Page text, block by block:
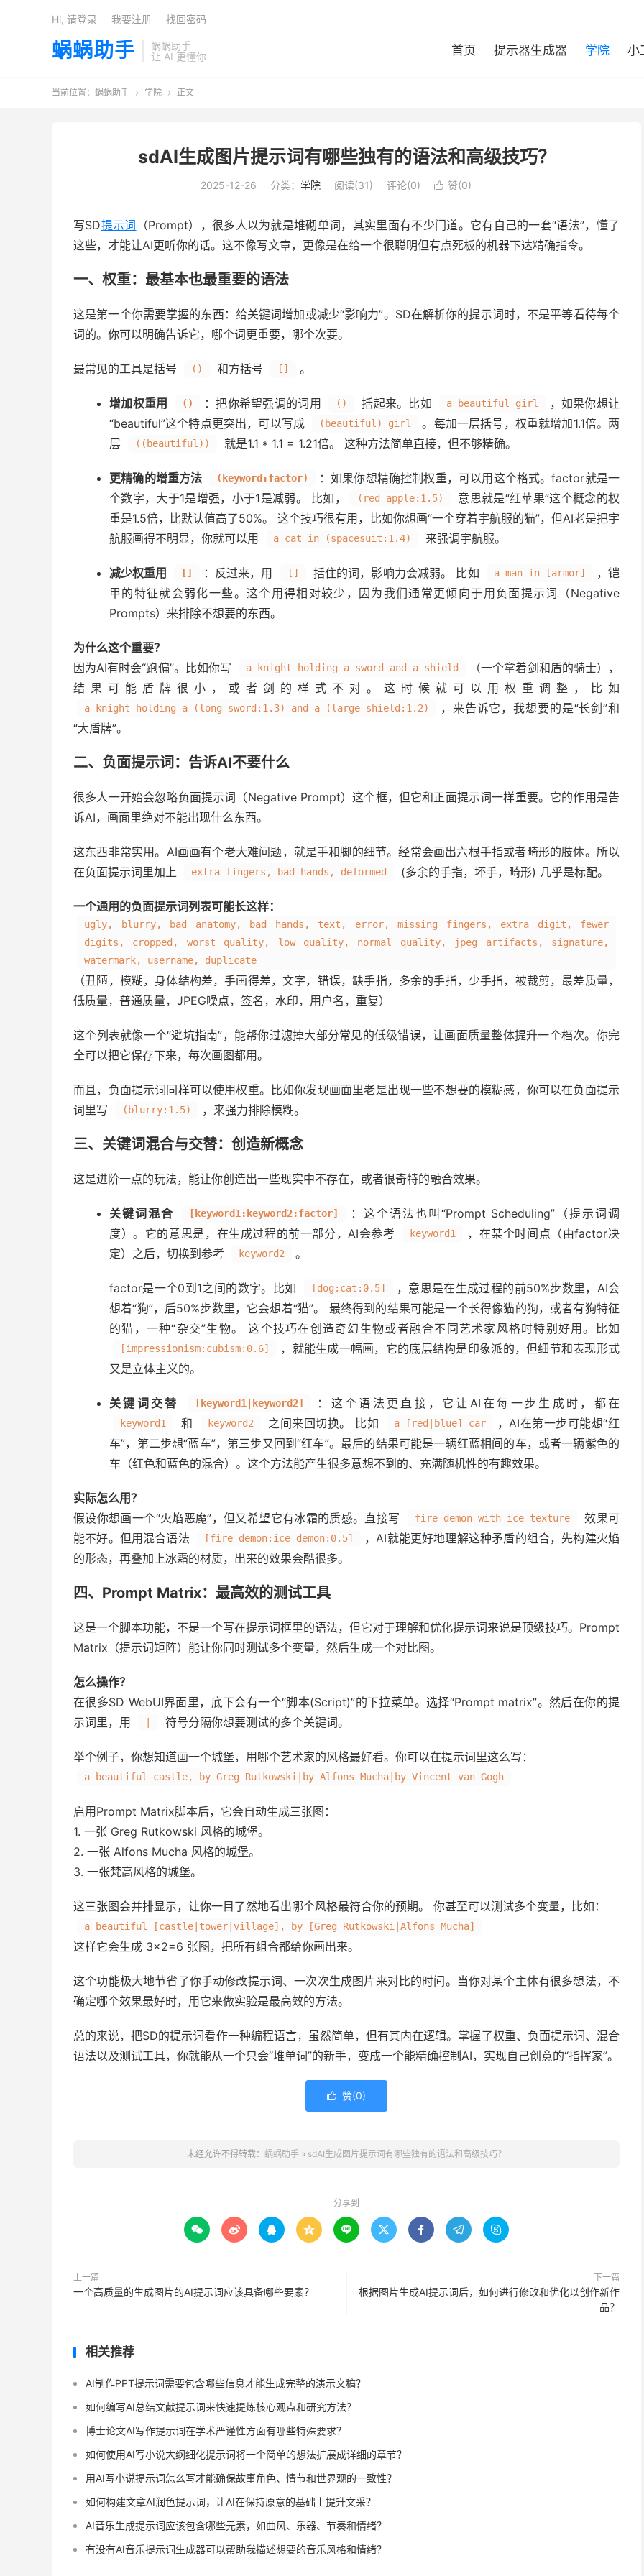
蜗蜗助手
蜗蜗助手
让 AI 更懂你
首页 提示器生成器 学院 小
Hi, 请登录 我要注册 找回密码
当前位置： 蜗蜗助手  学院  正文
sdAI生成图片提示词有哪些独有的语法和高级技巧？
2025-12-26 分类： 学院 阅读(31) 评论(0)  赞(0)
写SD提示词
（Prompt），很多人以为就是堆砌单词，其实里面有不少门道。它有自己的一套“语法”，懂了
这些，才能让AI更听你的话。这不像写文章，更像是在给一个很聪明但有点死板的机器下达精确指令。
一、权重：最基本也最重要的语法
这是第一个你需要掌握的东西：给关键词增加或减少“影响力”。SD在解析你的提示词时，不是平等看待每个
词的。你可以明确告诉它，哪个词更重要，哪个次要。
最常见的工具是括号 () 和方括号 [] 。
增加权重用 () ：把你希望强调的词用 () 括起来。比如 a beautiful girl
，如果你想让
“beautiful”这个特点更突出，可以写成
(beautiful) girl
。每加一层括号，权重就增加1.1倍。两
层
((beautiful)) 就是1.1 * 1.1 = 1.21倍。 这种方法简单直接，但不够精确。
更精确的增重方法 (keyword:factor)
：如果你想精确控制权重，可以用这个格式。factor就是一
个数字，大于1是增强，小于1是减弱。 比如，
(red apple:1.5)
意思就是“红苹果”这个概念的权
重是1.5倍，比默认值高了50%。 这个技巧很有用，比如你想画“一个穿着宇航服的猫”，但AI老是把宇
航服画得不明显，你就可以用
a cat in (spacesuit:1.4) 来强调宇航服。
减少权重用 [] ：反过来，用 [] 括住的词，影响力会减弱。 比如 a man in [armor]
，铠
甲的特征就会弱化一些。这个用得相对较少，因为我们通常更倾向于用负面提示词（Negative
Prompts）来排除不想要的东西。
为什么这个重要？
因为AI有时会“跑偏”。比如你写
a knight holding a sword and a shield
（一个拿着剑和盾的骑士），
结果可能盾牌很小，或者剑的样式不对。这时候就可以用权重调整，比如
a knight holding a (long sword:1.3) and a (large shield:1.2)
，来告诉它，我想要的是“长剑”和
“大盾牌”。
二、负面提示词：告诉AI不要什么
很多人一开始会忽略负面提示词（Negative Prompt）这个框，但它和正面提示词一样重要。它的作用是告
诉AI，画面里绝对不能出现什么东西。
这东西非常实用。AI画画有个老大难问题，就是手和脚的细节。经常会画出六根手指或者畸形的肢体。所以
在负面提示词里加上
extra fingers, bad hands, deformed (多余的手指，坏手，畸形) 几乎是标配。
一个通用的负面提示词列表可能长这样：
ugly, blurry, bad anatomy, bad hands, text, error, missing fingers, extra digit, fewer
digits, cropped, worst quality, low quality, normal quality, jpeg artifacts, signature,
watermark, username, duplicate
（丑陋，模糊，身体结构差，手画得差，文字，错误，缺手指，多余的手指，少手指，被裁剪，最差质量，
低质量，普通质量，JPEG噪点，签名，水印，用户名，重复）
这个列表就像一个“避坑指南”，能帮你过滤掉大部分常见的低级错误，让画面质量整体提升一个档次。你完
全可以把它保存下来，每次画图都用。
而且，负面提示词同样可以使用权重。比如你发现画面里老是出现一些不想要的模糊感，你可以在负面提示
词里写
(blurry:1.5) ，来强力排除模糊。
三、关键词混合与交替：创造新概念
这是进阶一点的玩法，能让你创造出一些现实中不存在，或者很奇特的融合效果。
关键词混合 [keyword1:keyword2:factor]
：这个语法也叫“Prompt Scheduling”（提示词调
度）。它的意思是，在生成过程的前一部分，AI会参考
keyword1
，在某个时间点（由factor决
定）之后，切换到参考
keyword2 。
factor是一个0到1之间的数字。比如 [dog:cat:0.5]
，意思是在生成过程的前50%步数里，AI会
想着“狗”，后50%步数里，它会想着“猫”。 最终得到的结果可能是一个长得像猫的狗，或者有狗特征
的猫，一种“杂交”生物。 这个技巧在创造奇幻生物或者融合不同艺术家风格时特别好用。比如
[impressionism:cubism:0.6]
，就能生成一幅画，它的底层结构是印象派的，但细节和表现形式
又是立体主义的。
关键词交替 [keyword1|keyword2] ：这个语法更直接，它让AI在每一步生成时，都在
keyword1 和 keyword2 之间来回切换。 比如 a [red|blue] car
，AI在第一步可能想“红
车”，第二步想“蓝车”，第三步又回到“红车”。最后的结果可能是一辆红蓝相间的车，或者一辆紫色的
车（红色和蓝色的混合）。这个方法能产生很多意想不到的、充满随机性的有趣效果。
实际怎么用？
假设你想画一个“火焰恶魔”，但又希望它有冰霜的质感。直接写
fire demon with ice texture
效果可
能不好。但用混合语法
[fire demon:ice demon:0.5]
，AI就能更好地理解这种矛盾的组合，先构建火焰
的形态，再叠加上冰霜的材质，出来的效果会酷很多。
四、Prompt Matrix：最高效的测试工具
这是一个脚本功能，不是一个写在提示词框里的语法，但它对于理解和优化提示词来说是顶级技巧。Prompt
Matrix（提示词矩阵）能让你同时测试多个变量，然后生成一个对比图。
怎么操作？
在很多SD WebUI界面里，底下会有一个“脚本(Script)”的下拉菜单。选择“Prompt matrix”。然后在你的提
示词里，用
符号分隔你想要测试的多个关键词。
举个例子，你想知道画一个城堡，用哪个艺术家的风格最好看。你可以在提示词里这么写：
a beautiful castle, by Greg Rutkowski|by Alfons Mucha|by Vincent van Gogh
启用Prompt Matrix脚本后，它会自动生成三张图：
1. 一张 Greg Rutkowski 风格的城堡。
2. 一张 Alfons Mucha 风格的城堡。
3. 一张梵高风格的城堡。
这三张图会并排显示，让你一目了然地看出哪个风格最符合你的预期。 你甚至可以测试多个变量，比如：
a beautiful [castle|tower|village], by [Greg Rutkowski|Alfons Mucha]
这样它会生成 3×2=6 张图，把所有组合都给你画出来。
这个功能极大地节省了你手动修改提示词、一次次生成图片来对比的时间。当你对某个主体有很多想法，不
确定哪个效果最好时，用它来做实验是最高效的方法。
总的来说，把SD的提示词看作一种编程语言，虽然简单，但有其内在逻辑。掌握了权重、负面提示词、混合
语法以及测试工具，你就能从一个只会“堆单词”的新手，变成一个能精确控制AI，实现自己创意的“指挥家”。
 赞(0)
未经允许不得转载： 蜗蜗助手 » sdAI生成图片提示词有哪些独有的语法和高级技巧？
分享到
        
上一篇
一个高质量的生成图片的AI提示词应该具备哪些要素？
下一篇
根据图片生成AI提示词后，如何进行修改和优化以创作新作
品？
相关推荐
AI制作PPT提示词需要包含哪些信息才能生成完整的演示文稿？
如何编写AI总结文献提示词来快速提炼核心观点和研究方法？
博士论文AI写作提示词在学术严谨性方面有哪些特殊要求？
如何使用AI写小说大纲细化提示词将一个简单的想法扩展成详细的章节？
用AI写小说提示词怎么写才能确保故事角色、情节和世界观的一致性？
如何构建文章AI润色提示词，让AI在保持原意的基础上提升文采？
AI音乐生成提示词应该包含哪些元素，如曲风、乐器、节奏和情绪？
有没有AI音乐提示词生成器可以帮助我描述想要的音乐风格和情绪？